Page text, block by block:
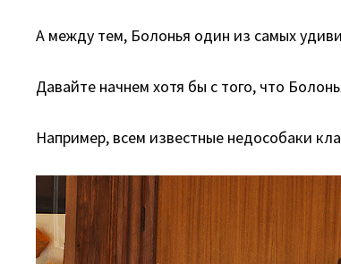
А между тем, Болонья один из самых
Давайте начнем хотя бы с того, что
Например, всем известные недособаки